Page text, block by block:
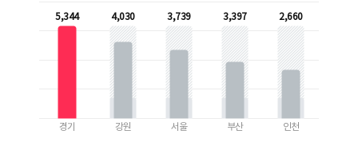
5,344
경기
4,030
강원
3,739
서울
3,397
부산
2,660
인천